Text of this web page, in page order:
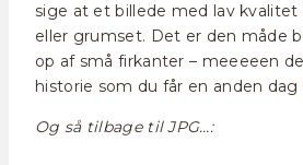
sige at et billede med lav
eller grumset. Det er den måde
op af små firkanter – meeeeen
historie som du får en anden dag
Og så tilbage til JPG…: